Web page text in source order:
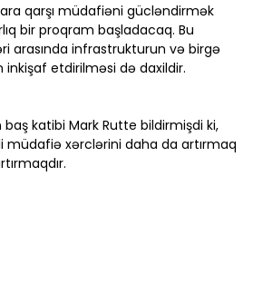
qarşı müdafiəni gücləndirmək
bir proqram başladacaq. Bu
arasında infrastrukturun və birgə
inkişaf etdirilməsi də daxildir.
katibi Mark Rutte bildirmişdi ki,
müdafiə xərclərini daha da artırmaq